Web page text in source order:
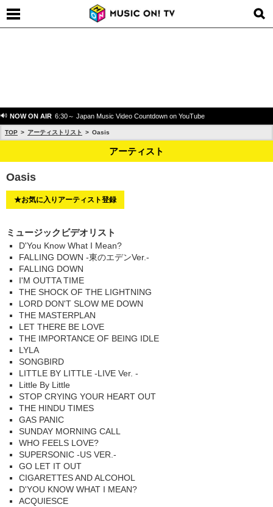
NOW ON AIR 6:30～ Japan Music Video Countdown on YouTube
TOP アーティストリスト Oasis
アーティスト
Oasis
★お気に入りアーティスト登録
ミュージックビデオリスト
D'You Know What I Mean?
FALLING DOWN -東のエデンVer.-
FALLING DOWN
I'M OUTTA TIME
THE SHOCK OF THE LIGHTNING
LORD DON'T SLOW ME DOWN
THE MASTERPLAN
LET THERE BE LOVE
THE IMPORTANCE OF BEING IDLE
LYLA
SONGBIRD
LITTLE BY LITTLE -LIVE Ver. -
Little By Little
STOP CRYING YOUR HEART OUT
THE HINDU TIMES
GAS PANIC
SUNDAY MORNING CALL
WHO FEELS LOVE?
SUPERSONIC -US VER.-
GO LET IT OUT
CIGARETTES AND ALCOHOL
D'YOU KNOW WHAT I MEAN?
ACQUIESCE